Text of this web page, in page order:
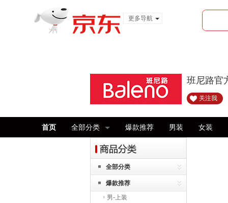
更多导航
班尼路官
关注我
首页 全部分类 爆款推荐 男装 女装
全部分类
爆款推荐
男-上装